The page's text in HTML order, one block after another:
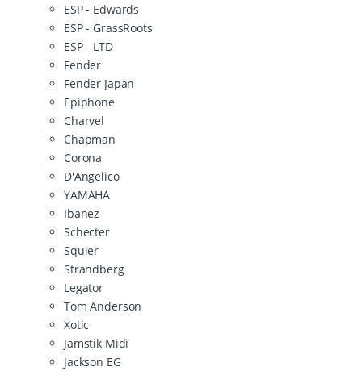
ESP - Edwards
ESP - GrassRoots
ESP - LTD
Fender
Fender Japan
Epiphone
Charvel
Chapman
Corona
D'Angelico
YAMAHA
Ibanez
Schecter
Squier
Strandberg
Legator
Tom Anderson
Xotic
Jamstik Midi
Jackson EG